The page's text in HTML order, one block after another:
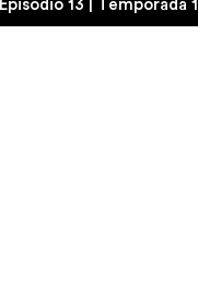
Episodio 13 | Temporada 1